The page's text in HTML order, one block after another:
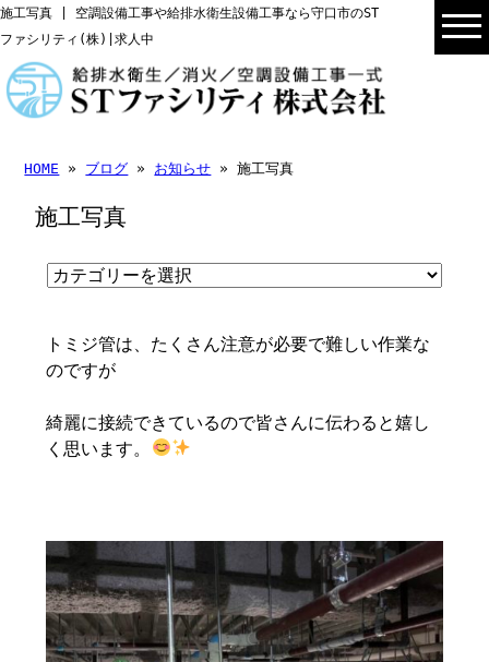
施工写真 | 空調設備工事や給排水衛生設備工事なら守口市のST
ファシリティ(株)|求人中
HOME » ブログ » お知らせ » 施工写真
施工写真
トミジ管は、たくさん注意が必要で難しい作業な
のですが
綺麗に接続できているので皆さんに伝わると嬉し
く思います。